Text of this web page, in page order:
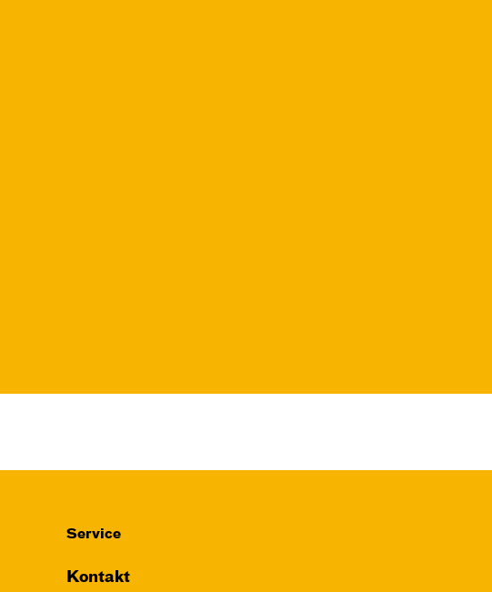
Service
Kontakt